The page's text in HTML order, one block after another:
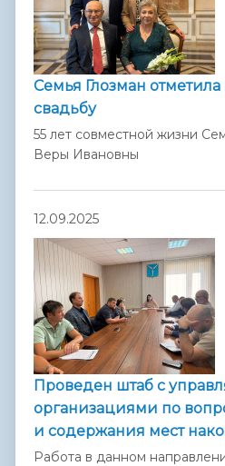
Семья Глозман
свадьбу
55 лет совместной жизни
Веры Ивановны
12.09.2025
Проведен штаб с
организациями по
и содержания мест
Работа в данном